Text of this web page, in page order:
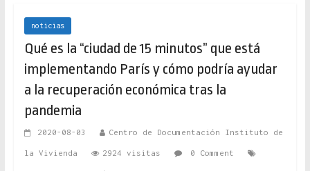
noticias
Qué es la “ciudad de 15 minutos” que está
implementando París y cómo podría ayudar
a la recuperación económica tras la
pandemia
2020-08-03 Centro de Documentación Instituto de
la Vivienda 2924 visitas 0 Comment